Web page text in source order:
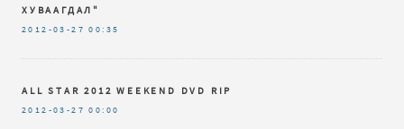
ХУВААГДАЛ"
2012-03-27 00:35
ALL STAR 2012 WEEKEND DVD RIP
2012-03-27 00:00